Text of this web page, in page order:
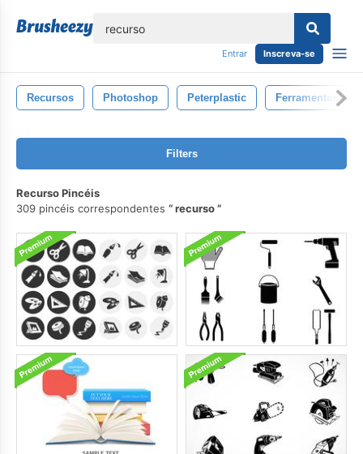
Entrar Inscreva-se
Recursos Photoshop Peterplastic Ferramentas
Filters
Recurso Pincéis
309 pincéis correspondentes
recurso